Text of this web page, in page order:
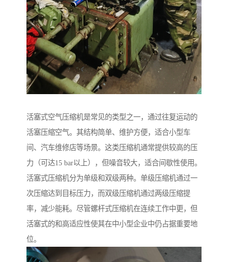
活塞式空气压缩机是常见的类型之一，通过往复运动的
活塞压缩空气。其结构简单、维护方便，适合小型车
间、汽车维修店等场景。这类压缩机通常提供较高的压
力（可达15 bar以上），但噪音较大，适合间歇性使用。
活塞式压缩机分为单级和双级两种。单级压缩机通过一
次压缩达到目标压力，而双级压缩机通过两级压缩提
率，减少能耗。尽管螺杆式压缩机在连续工作中更，但
活塞式的和高适应性使其在中小型企业中仍占据重要地
位。